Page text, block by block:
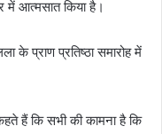
में आत्मसात किया है।
के प्राण प्रतिष्ठा समारोह में
हैं कि सभी की कामना है कि